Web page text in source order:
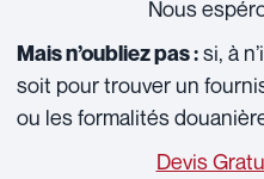
Nous
Mais n’oubliez pas :si, à
soit pour trouver un
ou les formalités
Devis